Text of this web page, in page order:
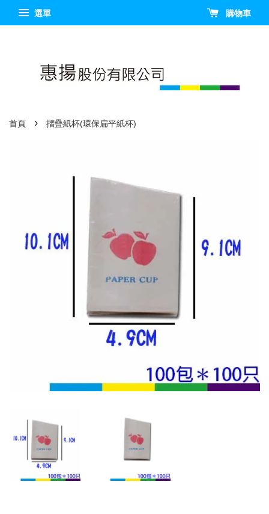
選單 購物車
首頁 › 摺疊紙杯(環保扁平紙杯)